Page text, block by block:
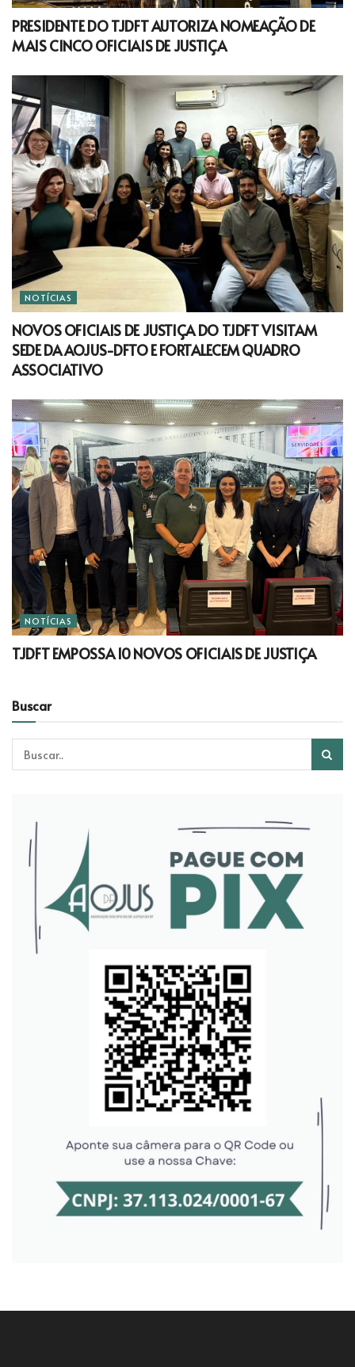
PRESIDENTE DO TJDFT AUTORIZA NOMEAÇÃO DE
MAIS CINCO OFICIAIS DE JUSTIÇA
NOTÍCIAS
NOVOS OFICIAIS DE JUSTIÇA DO TJDFT VISITAM
SEDE DA AOJUS-DFTO E FORTALECEM QUADRO
ASSOCIATIVO
NOTÍCIAS
TJDFT EMPOSSA 10 NOVOS OFICIAIS DE JUSTIÇA
Buscar